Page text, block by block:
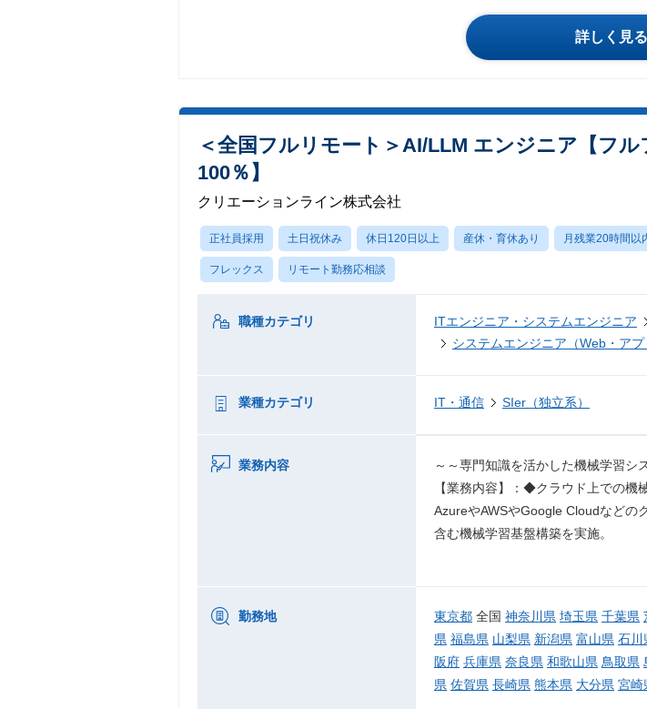
詳しく見る
＜全国フルリモート＞AI/LLM エンジニア【フ
100％】
クリエーションライン株式会社
正社員採用 土日祝休み 休日120日以上 産休・育休あり 月残業20時間以
フレックス リモート勤務応相談
職種カテゴリ ITエンジニア・システムエンジニア
システムエンジニア（Web・アプ
業種カテゴリ IT・通信 SIer（独立系）
業務内容
～～専門知識を活かした機械学習シ
【業務内容】：◆クラウド上での機
AzureやAWSやGoogle Cloudなどの
含む機械学習基盤構築を実施。
勤務地 東京都 全国 神奈川県 埼玉県 千葉県
県 福島県 山梨県 新潟県 富山県 石川
阪府 兵庫県 奈良県 和歌山県 鳥取県
県 佐賀県 長崎県 熊本県 大分県 宮崎